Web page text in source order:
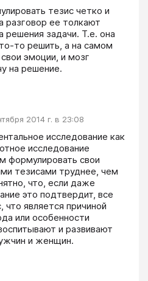
тезис четко и
разговор ее толкают
решения задачи. Т.е. она
то решить, а на самом
эмоции, и мозг
на решение.
2014 г. в 23:08
исследование как
исследование
формулировать свои
тезисами труднее, чем
что, если даже
это подтвердит, все
что является причиной
или особенности
и развивают
и женщин.